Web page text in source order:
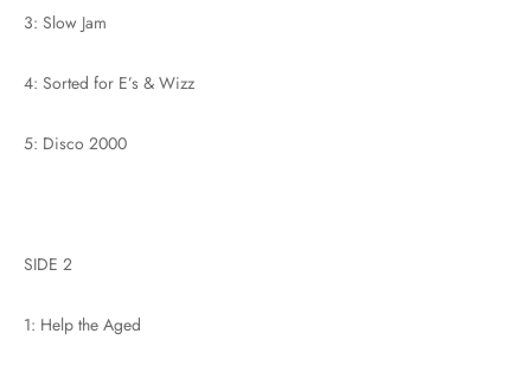
3: Slow Jam
4: Sorted for E’s & Wizz
5: Disco 2000
SIDE 2
1: Help the Aged